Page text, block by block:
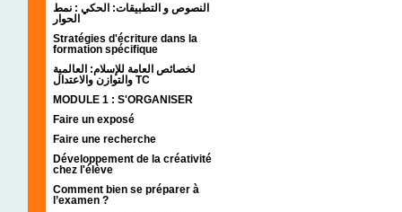
النصوص و التطبيقات: الحكي : نمط
الحوار
Stratégies d'écriture dans la
formation spécifique
لخصائص العامة للإسلام: العالمية
والتوازن والاعتدال TC
MODULE 1 : S'ORGANISER
Faire un exposé
Faire une recherche
Développement de la créativité
chez l'élève
Comment bien se préparer à
l’examen ?